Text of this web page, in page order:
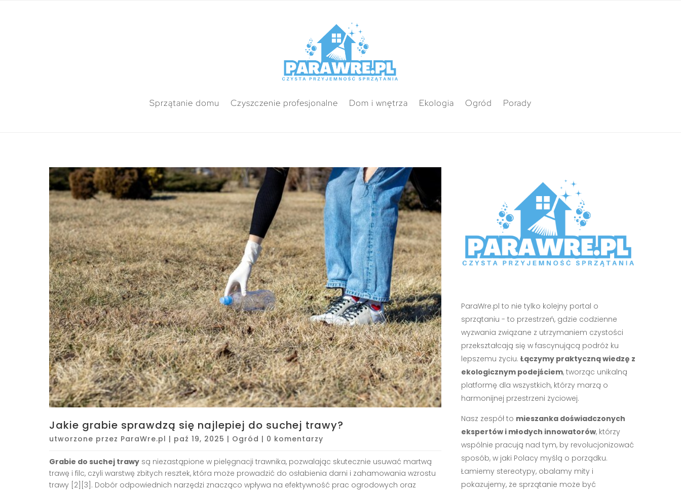
Sprzątanie domu Czyszczenie profesjonalne Dom i wnętrza Ekologia Ogród Porady
Jakie grabie sprawdzą się najlepiej do suchej trawy?
utworzone przez ParaWre.pl | paź 19, 2025 | Ogród | 0 komentarzy
Grabie do suchej trawy są niezastąpione w pielęgnacji trawnika, pozwalając skutecznie usuwać martwą
trawę i filc, czyli warstwę zbitych resztek, która może prowadzić do osłabienia darni i zahamowania wzrostu
trawy [2][3]. Dobór odpowiednich narzędzi znacząco wpływa na efektywność prac ogrodowych oraz
ParaWre.pl to nie tylko kolejny portal o
sprzątaniu - to przestrzeń, gdzie codzienne
wyzwania związane z utrzymaniem czystości
przekształcają się w fascynującą podróż ku
lepszemu życiu. Łączymy praktyczną wiedzę z
ekologicznym podejściem, tworząc unikalną
platformę dla wszystkich, którzy marzą o
harmonijnej przestrzeni życiowej.
Nasz zespół to mieszanka doświadczonych
ekspertów i młodych innowatorów, którzy
wspólnie pracują nad tym, by revolucjonizować
sposób, w jaki Polacy myślą o porządku.
Łamiemy stereotypy, obalamy mity i
pokazujemy, że sprzątanie może być